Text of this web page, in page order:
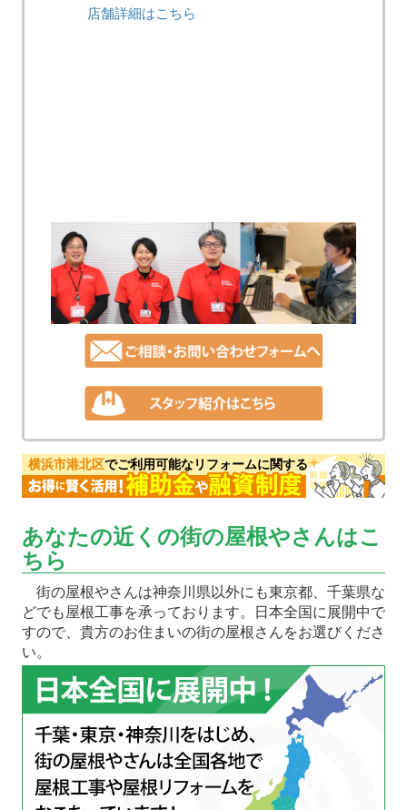
店舗詳細はこちら
横浜市港北区でご利用可能なリフォームに関する
あなたの近くの街の屋根やさんはこ
ちら
街の屋根やさんは神奈川県以外にも東京都、千葉県な
どでも屋根工事を承っております。日本全国に展開中で
すので、貴方のお住まいの街の屋根さんをお選びくださ
い。